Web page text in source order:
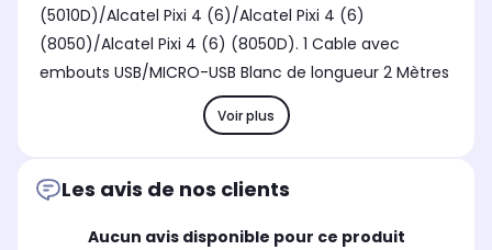
(5010D)/Alcatel Pixi 4 (6)/Alcatel Pixi 4 (6)
(8050)/Alcatel Pixi 4 (6) (8050D). 1 Cable avec
embouts USB/MICRO-USB Blanc de longueur 2 Mètres
Voir plus
Les avis de nos clients
Aucun avis disponible pour ce produit